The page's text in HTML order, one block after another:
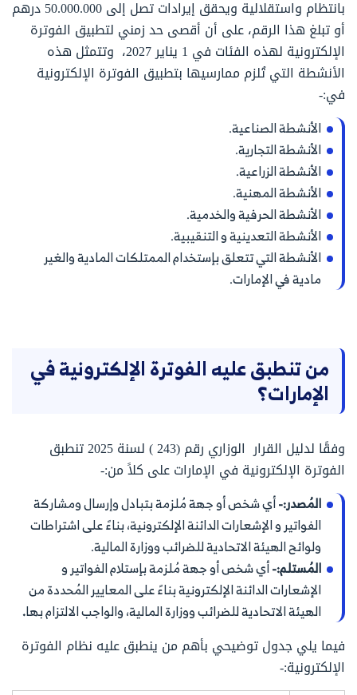
بانتظام واستقلالية ويحقق إيرادات تصل إلى 50.000.000 درهم
أو تبلغ هذا الرقم، على أن أقصى حد زمني لتطبيق الفوترة
الإلكترونية لهذه الفئات في 1 يناير 2027، وتتمثل هذه
الأنشطة التي تُلزم ممارسيها بتطبيق الفوترة الإلكترونية
في:-
الأنشطة الصناعية.
الأنشطة التجارية.
الأنشطة الزراعية.
الأنشطة المهنية.
الأنشطة الحرفية والخدمية.
الأنشطة التعدينية و التنقيبية.
الأنشطة التي تتعلق بإستخدام الممتلكات المادية والغير
مادية في الإمارات.
من تنطبق عليه الفوترة الإلكترونية في
الإمارات؟
وفقًا لدليل القرار الوزاري رقم (243 ) لسنة 2025 تنطبق
الفوترة الإلكترونية في الإمارات على كلاً من:-
المُصدر:-أي شخص أو جهة مُلزمة بتبادل وإرسال ومشاركة
الفواتير و الإشعارات الدائنة الإلكترونية، بناءً على اشتراطات
ولوائح الهيئة الاتحادية للضرائب ووزارة المالية.
المُستلم:-أي شخص أو جهة مُلزمة بإستلام الفواتير و
الإشعارات الدائنة الإلكترونية بناءً على المعايير المُحددة من
الهيئة الاتحادية للضرائب ووزارة المالية، والواجب الالتزام بها.
فيما يلي جدول توضيحي بأهم من ينطبق عليه نظام الفوترة
الإلكترونية:-